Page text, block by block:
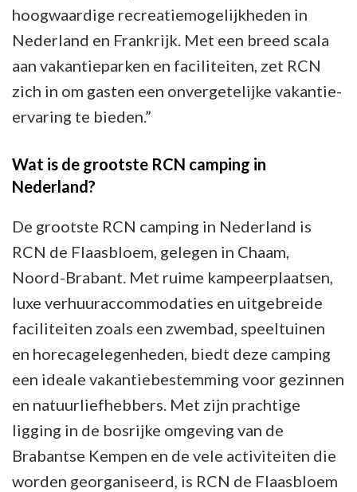
hoogwaardige recreatiemogelijkheden in
Nederland en Frankrijk. Met een breed scala
aan vakantieparken en faciliteiten, zet RCN
zich in om gasten een onvergetelijke vakantie-
ervaring te bieden.”
Wat is de grootste RCN camping in
Nederland?
De grootste RCN camping in Nederland is
RCN de Flaasbloem, gelegen in Chaam,
Noord-Brabant. Met ruime kampeerplaatsen,
luxe verhuuraccommodaties en uitgebreide
faciliteiten zoals een zwembad, speeltuinen
en horecagelegenheden, biedt deze camping
een ideale vakantiebestemming voor gezinnen
en natuurliefhebbers. Met zijn prachtige
ligging in de bosrijke omgeving van de
Brabantse Kempen en de vele activiteiten die
worden georganiseerd, is RCN de Flaasbloem